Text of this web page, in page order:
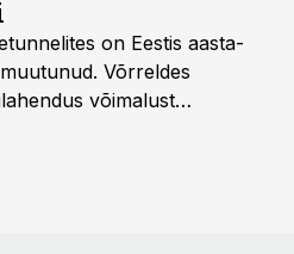
on Eestis aasta-
Võrreldes
võimalust